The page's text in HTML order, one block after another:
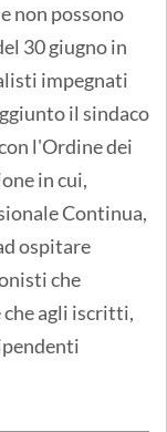
non possono
30 giugno in
impegnati
il sindaco
l'Ordine dei
in cui,
Continua,
ospitare
che
agli iscritti,